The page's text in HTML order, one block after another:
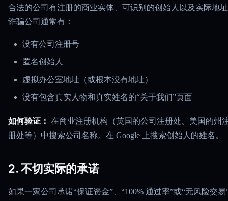
合法的公司有注册的商业实体、可识别的创始人以及实际地
诈骗公司通常有：
没有公司注册号
匿名创始人
虚拟办公室地址（或根本没有地址）
没有包含真实人物和真实姓名的“关于我们”页面
如何验证： 在商业注册机构（英国的公司注册处、美国的州
册处等）中搜索公司名称。在 Google 上搜索创始人的姓名。
2. 不切实际的承诺
如果一家公司承诺“保证资金”、“100% 通过率”或“无风险交易